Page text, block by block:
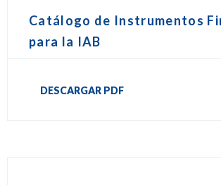
Catálogo de Instrumentos
para la IAB
DESCARGAR PDF